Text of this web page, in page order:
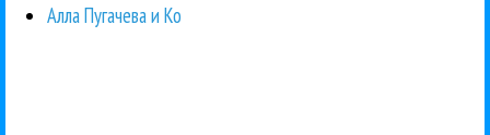
Алла Пугачева и Ко